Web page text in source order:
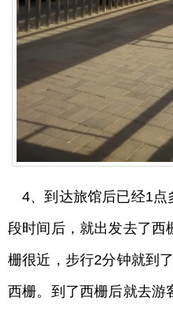
4、到达旅馆后已经1点
段时间后，就出发去了西
栅很近，步行2分钟就到
西栅。到了西栅后就去游